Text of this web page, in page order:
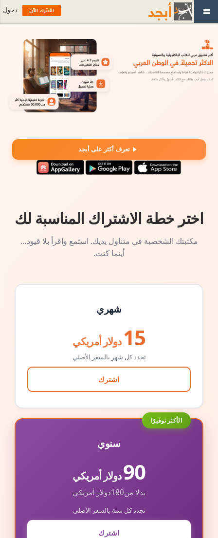
تعرف أكثر على أبجد
اختر خطة الاشتراك المناسبة لك
مكتبتك الشخصية في متناول يديك. استمع واقرأ بلا قيود…
أينما كنت.
شهري
15 دولار أمريكي
تجدد كل شهر بالسعر الأصلي
اشترك
الأكثر توفيرًا
سنوي
90دولار أمريكي
بدلا من180دولار أمريكي
تجدد كل سنة بالسعر الأصلي
اشترك
اشترك الآن دخول